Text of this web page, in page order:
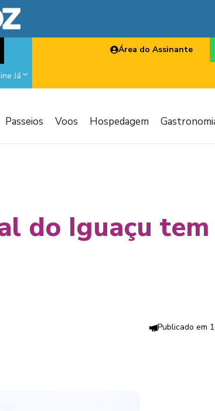
Já
Área do Assinante
Passeios Voos Hospedagem
do Iguaçu